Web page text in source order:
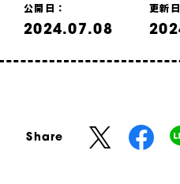
公開日：
2024.07.08
更新日
Share